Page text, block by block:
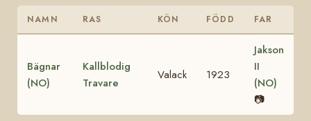
NAMN RAS KÖN FÖDD FAR
Bägnar
(NO)
Kallblodig
Travare
Valack 1923
Jakson
II
(NO)
📷